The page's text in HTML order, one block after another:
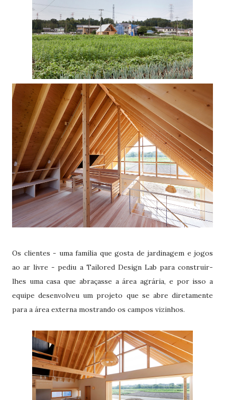
Os clientes - uma família que gosta de jardinagem e jogos
ao ar livre - pediu a Tailored Design Lab para construir-
lhes uma casa que abraçasse a área agrária, e por isso a
equipe desenvolveu um projeto que se abre diretamente
para a área externa mostrando os campos vizinhos.